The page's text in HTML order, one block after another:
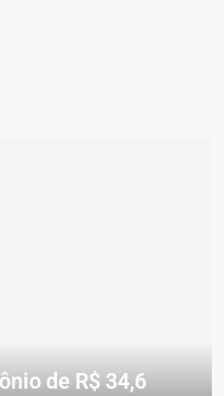
de R$ 34,6